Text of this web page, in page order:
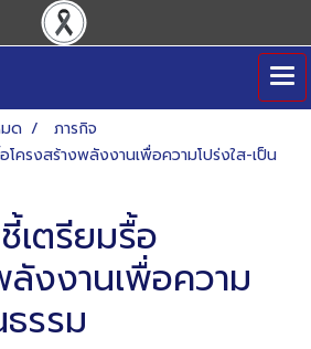
ด
ภารกิจ
โครงสร้างพลังงานเพื่อความโปร่งใส-เป็น
เตรียมรื้อ
งงานเพื่อความ
รรม